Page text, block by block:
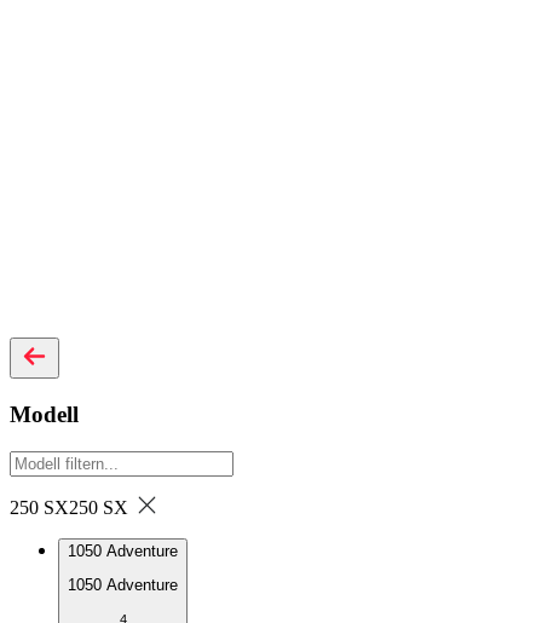
Modell
250 SX250 SX
1050 Adventure
1050 Adventure
4